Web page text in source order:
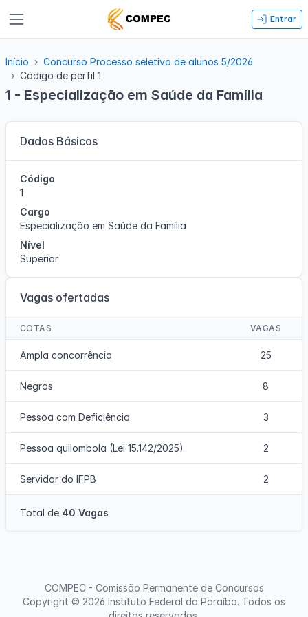
Entrar
Início
Concurso Processo seletivo de alunos 5/2026
Código de perfil 1
1 - Especialização em Saúde da Família
Dados Básicos
Código
1
Cargo
Especialização em Saúde da Família
Nível
Superior
Vagas ofertadas
COTAS VAGAS
Ampla concorrência 25
Negros 8
Pessoa com Deficiência 3
Pessoa quilombola (Lei 15.142/2025) 2
Servidor do IFPB 2
Total de 40 Vagas
COMPEC - Comissão Permanente de Concursos
Copyright © 2026 Instituto Federal da Paraíba. Todos os